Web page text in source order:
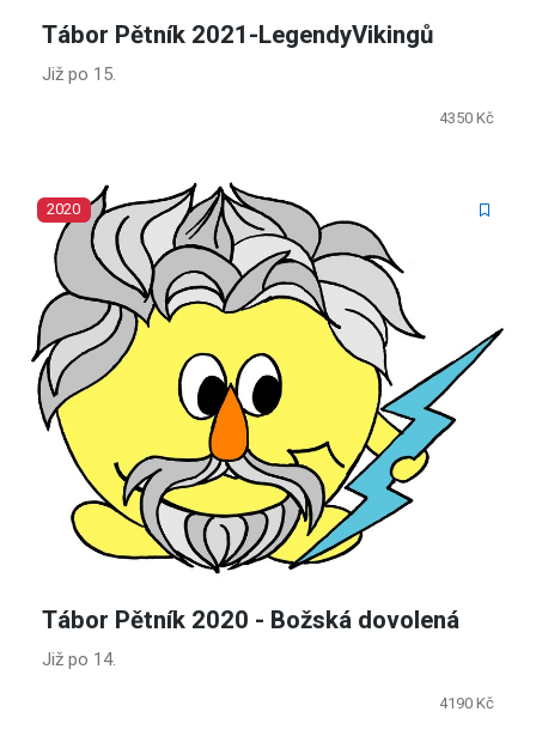
Tábor Pětník 2021-LegendyVikingů
Již po 15.
4350 Kč
2020
Tábor Pětník 2020 - Božská dovolená
Již po 14.
4190 Kč